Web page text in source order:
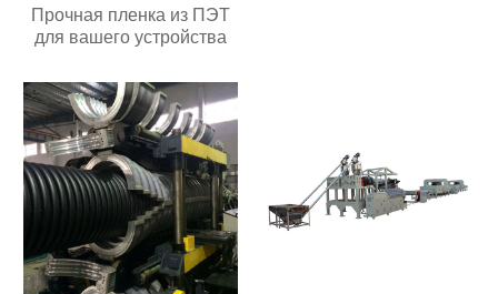
Прочная пленка из ПЭТ
для вашего устройства